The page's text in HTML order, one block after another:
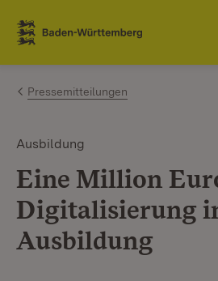
Zum Inhalt springen
Link zur Startseite
Pressemitteilungen
Ausbildung
Eine Million
Digitalisierung
Ausbildung